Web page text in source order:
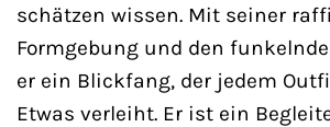
schätzen wissen. Mit seiner
Formgebung und den
er ein Blickfang, der jedem
Etwas verleiht. Er ist ein